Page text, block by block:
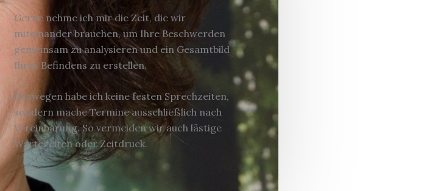
Gerne nehme ich mir die Zeit, die wir
miteinander brauchen, um Ihre Beschwerden
gemeinsam zu analysieren und ein Gesamtbild
Ihres Befindens zu erstellen.
Deswegen habe ich keine festen Sprechzeiten,
sondern mache Termine ausschließlich nach
Vereinbarung. So vermeiden wir auch lästige
Wartezeiten oder Zeitdruck.